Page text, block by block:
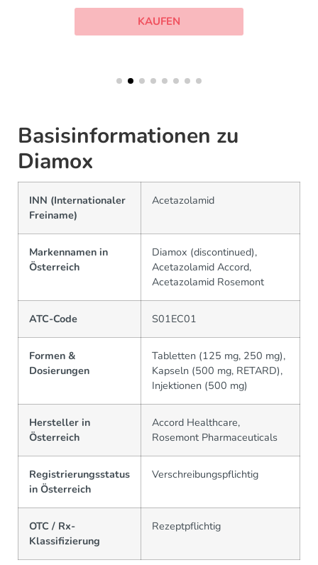
KAUFEN
Basisinformationen zu
Diamox
INN (Internationaler
Freiname)
Acetazolamid
Markennamen in
Österreich
Diamox (discontinued),
Acetazolamid Accord,
Acetazolamid Rosemont
ATC-Code S01EC01
Formen &
Dosierungen
Tabletten (125 mg, 250 mg),
Kapseln (500 mg, RETARD),
Injektionen (500 mg)
Hersteller in
Österreich
Accord Healthcare,
Rosemont Pharmaceuticals
Registrierungsstatus
in Österreich
Verschreibungspflichtig
OTC / Rx-
Klassifizierung
Rezeptpflichtig